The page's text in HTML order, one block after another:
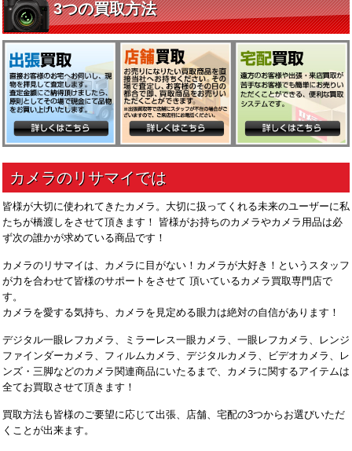
皆様が大切に使われてきたカメラ。大切に扱ってくれる未来のユーザーに私
たちが橋渡しをさせて頂きます！ 皆様がお持ちのカメラやカメラ用品は必
ず次の誰かが求めている商品です！
カメラのリサマイは、カメラに目がない！カメラが大好き！というスタッフ
が力を合わせて皆様のサポートをさせて 頂いているカメラ買取専門店で
す。
カメラを愛する気持ち、カメラを見定める眼力は絶対の自信があります！
デジタル一眼レフカメラ、ミラーレス一眼カメラ、一眼レフカメラ、レンジ
ファインダーカメラ、フィルムカメラ、デジタルカメラ、ビデオカメラ、レ
ンズ・三脚などのカメラ関連商品にいたるまで、カメラに関するアイテムは
全てお買取させて頂きます！
買取方法も皆様のご要望に応じて出張、店舗、宅配の3つからお選びいただ
くことが出来ます。